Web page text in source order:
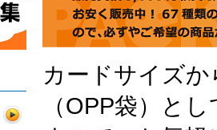
カードサイズ
（OPP袋）と